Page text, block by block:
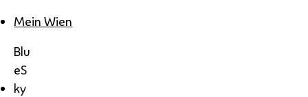
Mein Wien
Blu
eS
ky